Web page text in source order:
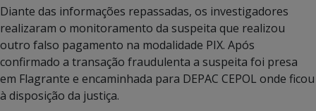
Diante das informações repassadas, os investigadores
realizaram o monitoramento da suspeita que realizou
outro falso pagamento na modalidade PIX. Após
confirmado a transação fraudulenta a suspeita foi presa
em Flagrante e encaminhada para DEPAC CEPOL onde ficou
à disposição da justiça.